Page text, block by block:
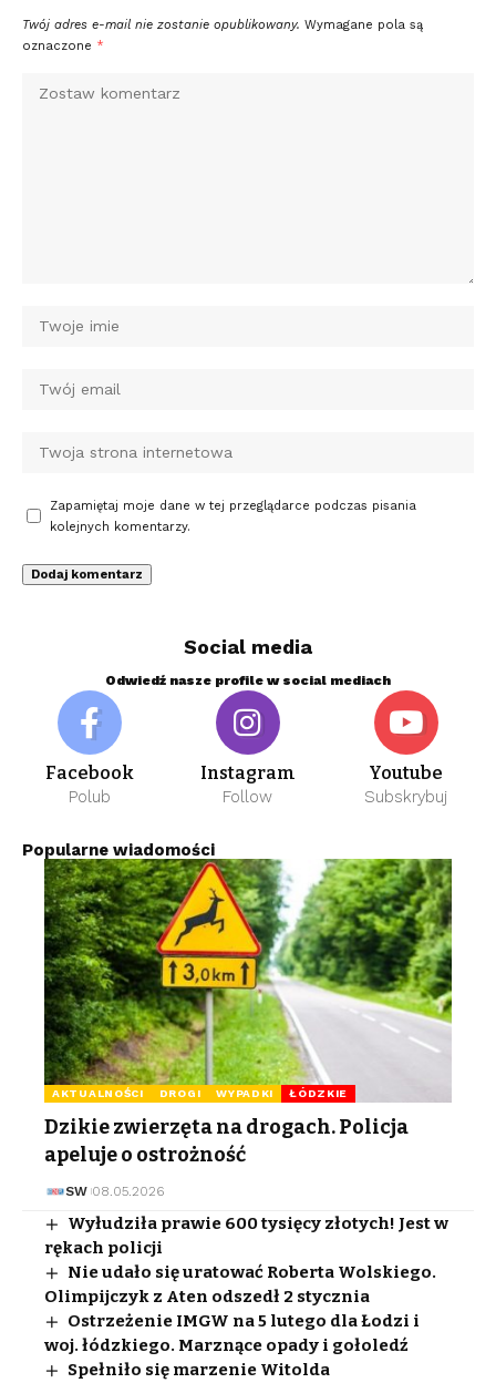
Twój adres e-mail nie zostanie opublikowany. Wymagane pola są
oznaczone *
Zapamiętaj moje dane w tej przeglądarce podczas pisania
kolejnych komentarzy.
Social media
Odwiedź nasze profile w social mediach
Facebook
Polub
Instagram
Follow
Youtube
Subskrybuj
Popularne wiadomości
AKTUALNOŚCI DROGI WYPADKI ŁÓDZKIE
Dzikie zwierzęta na drogach. Policja
apeluje o ostrożność
SW 08.05.2026
Wyłudziła prawie 600 tysięcy złotych! Jest w
rękach policji
Nie udało się uratować Roberta Wolskiego.
Olimpijczyk z Aten odszedł 2 stycznia
Ostrzeżenie IMGW na 5 lutego dla Łodzi i
woj. łódzkiego. Marznące opady i gołoledź
Spełniło się marzenie Witolda